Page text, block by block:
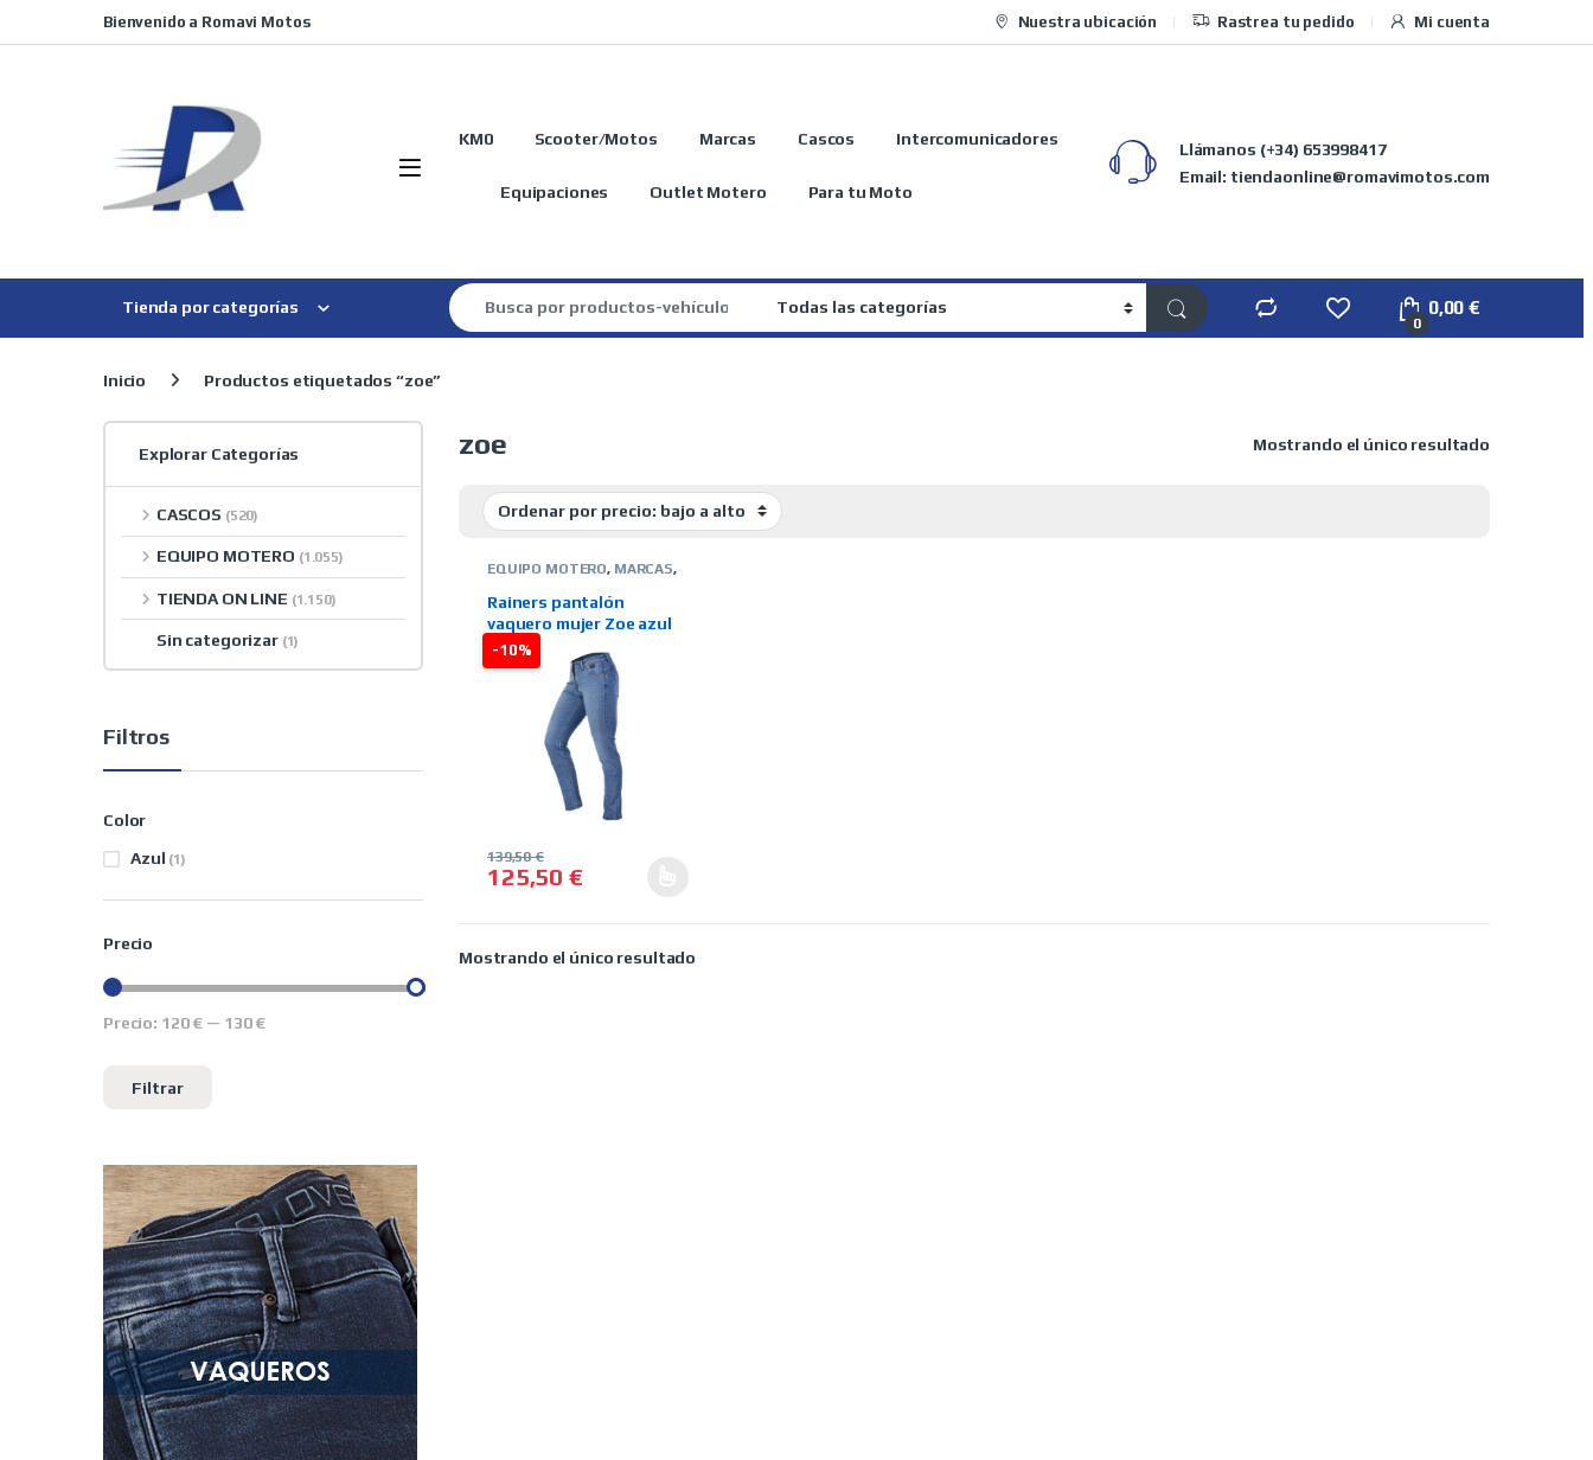
Bienvenido a Romavi Motos Nuestra ubicación Rastrea tu pedido Mi cuenta
KM0 Scooter/Motos Marcas Cascos Intercomunicadores
Equipaciones Outlet Motero Para tu Moto
Llámanos (+34) 653998417
Email: tiendaonline@romavimotos.com
Tienda por categorías
Search for:
0
0,00€
Inicio Productos etiquetados “zoe”
zoe Mostrando el único resultado
-10%
EQUIPO MOTERO, MARCAS,
RAINERS ,TIENDA ON LINE
VAQUEROS
Rainers pantalón
vaquero mujer Zoe azul
125,50€
139,50€
Este producto tiene múltiples variantes. Las opciones se pueden elegir en la página de producto
Mostrando el único resultado
Explorar Categorías
CASCOS (520)
EQUIPO MOTERO (1.055)
TIENDA ON LINE (1.150)
Sin categorizar (1)
Filtros
Color
Azul (1)
Precio
Precio mínimo
Precio máximo
Filtrar
Precio: 120 € — 130 €